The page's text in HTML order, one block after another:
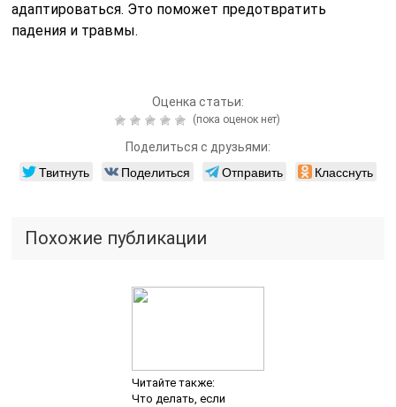
адаптироваться. Это поможет предотвратить
падения и травмы.
Оценка статьи:
(пока оценок нет)
Поделиться с друзьями:
Твитнуть Поделиться Отправить Класснуть
Похожие публикации
Читайте также:
Что делать, если